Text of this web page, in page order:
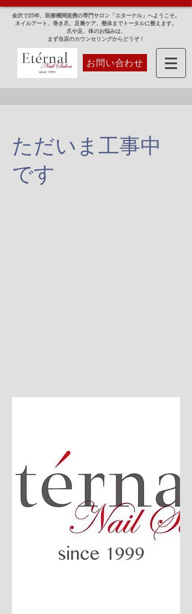
金沢で25年、医療機関提携の専門サロン「エターナル」へようこそ。
ネイルアート、巻き爪、足裏ケア、整体までトータルに整えます。
爪や足、体のお悩みは、
まず当店のカウンセリングからどうぞ！
お問い合わせ
ただいま工事中
です